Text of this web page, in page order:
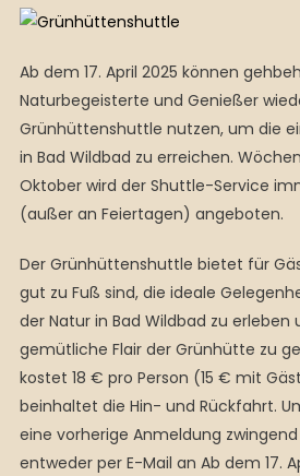
Ab dem 17. April 2025 können
Naturbegeisterte und Genießer
Grünhüttenshuttle nutzen, um die
in Bad Wildbad zu erreichen.
Oktober wird der Shuttle-Service
(außer an Feiertagen) angeboten.
Der Grünhüttenshuttle bietet für
gut zu Fuß sind, die ideale
der Natur in Bad Wildbad zu erleben
gemütliche Flair der Grünhütte zu
kostet 18 € pro Person (15 € mit
beinhaltet die Hin- und Rückfahrt.
eine vorherige Anmeldung
entweder per E-Mail an Ab dem 17.